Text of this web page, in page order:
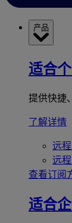
产品
适合
提供快捷
了解详情
远
远
查看订阅
适合